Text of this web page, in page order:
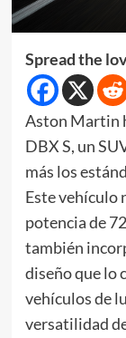
Spread the
Aston Martin
DBX S, un
más los
Este vehículo
potencia de
también
diseño que lo
vehículos de
versatilidad